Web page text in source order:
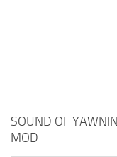
SOUND OF
MOD